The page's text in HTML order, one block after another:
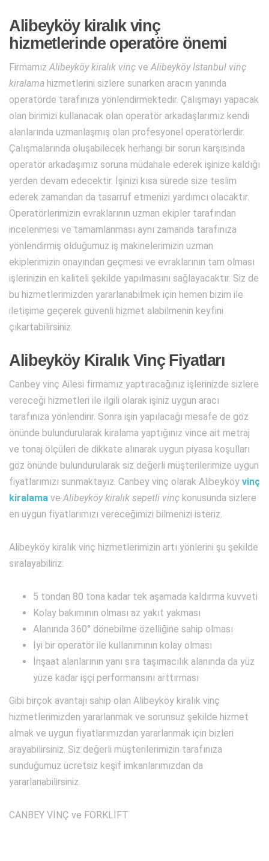
Alibeyköy kiralık vinç
hizmetlerinde operatöre önemi
FirmamızAlibeyköy kiralık vinç veAlibeyköy İstanbul vinç
kiralama hizmetlerini sizlere sunarken aracın yanında
operatörde tarafınıza yönlendirmektedir. Çalışmayı yapacak
olan birimizi kullanacak olan operatör arkadaşlarımız kendi
alanlarında uzmanlaşmış olan profesyonel operatörlerdir.
Çalışmalarında oluşabilecek herhangi bir sorun karşısında
operatör arkadaşımız soruna müdahale ederek işinize kaldığı
yerden devam edecektir. İşinizi kısa sürede size teslim
ederek zamandan da tasarruf etmenizi yardımcı olacaktır.
Operatörlerimizin evraklarının uzman ekipler tarafından
incelenmesi ve tamamlanması aynı zamanda tarafınıza
yönlendirmiş olduğumuz iş makinelerimizin uzman
ekiplerimizin onayından geçmesi ve evraklarının tam olması
işlerinizin en kaliteli şekilde yapılmasını sağlayacaktır. Siz de
bu hizmetlerimizden yararlanabilmek için hemen bizim ile
iletişime geçerek güvenli hizmet alabilmenin keyfini
çıkartabilirsiniz.
Alibeyköy Kiralık Vinç Fiyatları
Canbey vinç Ailesi firmamız yaptıracağınız işlerinizde sizlere
vereceği hizmetleri ile ilgili olarak işiniz uygun aracı
tarafınıza yönlendirir. Sonra işin yapılacağı mesafe de göz
önünde bulundurularak kiralama yaptığınız vince ait metraj
ve tonaj ölçüleri de dikkate alınarak uygun piyasa koşulları
göz önünde bulundurularak siz değerli müşterilerimize uygun
fiyatlarımızı sunmaktayız. Canbey vinç olarak Alibeyköy vinç
kiralama veAlibeyköy kiralık sepetli vinç konusunda sizlere
en uygun fiyatlarımızı vereceğimizi bilmenizi isteriz.
Alibeyköy kiralık vinç hizmetlerimizin artı yönlerini şu şekilde
sıralayabiliriz:
5 tondan 80 tona kadar tek aşamada kaldırma kuvveti
Kolay bakımının olması az yakıt yakması
Alanında 360° dönebilme özelliğine sahip olması
Iyi bir operatör ile kullanımının kolay olması
İnşaat alanlarının yanı sıra taşımacılık alanında da yüz
yüze kadar işçi performansını arttırması
Gibi birçok avantajı sahip olan Alibeyköy kiralık vinç
hizmetlerimizden yararlanmak ve sorunsuz şekilde hizmet
almak ve uygun fiyatlarımızdan yararlanmak için bizleri
arayabilirsiniz. Siz değerli müşterilerimizin tarafınıza
sunduğumuz ücretsiz keşif imkanlarımızdan da
yararlanabilirsiniz.
CANBEY VİNÇ ve FORKLİFT